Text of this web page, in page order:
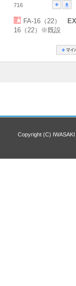
716
FA-16（22）
16（22）※既設
Copyright (C)